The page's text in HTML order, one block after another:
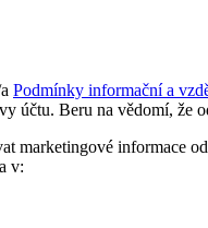
Podmínky informační a
účtu. Beru na vědomí, že
marketingové informace
v: